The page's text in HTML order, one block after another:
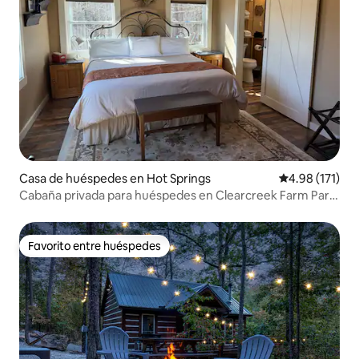
Casa de huéspedes en Hot Springs Calificación
4.98 (171)
Cabaña privada para huéspedes en Clearcreek Farm Para
Favorito entre huéspedes
Favorito entre huéspedes